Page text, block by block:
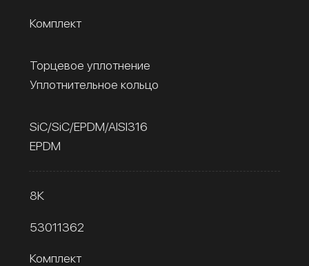
Комплект
Торцевое уплотнение
Уплотнительное кольцо
SiC/SiC/EPDM/AISI316
EPDM
8К
53011362
Комплект